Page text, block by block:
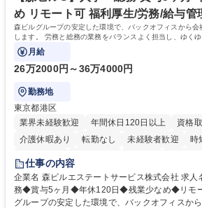
す。 学歴・資格 学歴：大学院 大学 高専 短大 専修学校 高校 語学力： 資
格：
め リモート可 福利厚生/労務/給与管
森ビルグループの安定した環境で、バックオフィスから
します。 労務と総務の業務をバランスよく担当し、ゆく
にも挑戦できる、やりがいある環境です。
月給
26万2000円～36万4000円
勤務地
東京都港区
業界未経験歓迎
年間休日120日以上
資格
介護休暇あり
転勤なし 未経験者歓迎
時
経験者歓迎
完全週休2日制
交通費支給 長期歓迎 駅
仕事の内容
企業名 森ビルエステートサービス株式会社 求人名 【森ビルG】人事・総
務◆賞与5ヶ月◆年休120日◆残業少なめ◆リモート可 仕事の内
グループの安定した環境で、バックオフィスか